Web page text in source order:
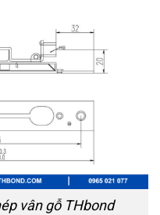
vân gỗ THbond